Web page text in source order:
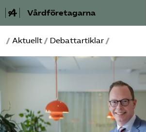
Vårdföretagarna
Välfärdskriminalitet
Valmanifest
Medlemskap
Aktiviteter
/ Aktuellt / Debattartiklar /